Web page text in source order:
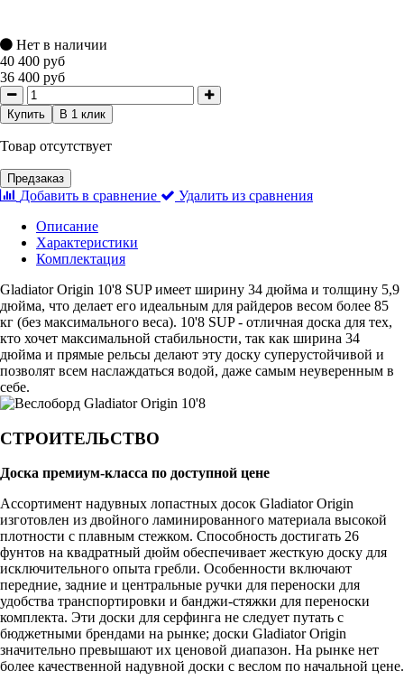
Нет в наличии
40 400 руб
36 400 руб
Купить В 1 клик
Товар отсутствует
Предзаказ
Добавить в сравнение
Удалить из сравнения
Описание
Характеристики
Комплектация
Gladiator Origin 10'8 SUP имеет ширину 34 дюйма и толщину 5,9
дюйма, что делает его идеальным для райдеров весом более 85
кг (без максимального веса). 10'8 SUP - отличная доска для тех,
кто хочет максимальной стабильности, так как ширина 34
дюйма и прямые рельсы делают эту доску суперустойчивой и
позволят всем наслаждаться водой, даже самым неуверенным в
себе.
СТРОИТЕЛЬСТВО
Доска премиум-класса по доступной цене
Ассортимент надувных лопастных досок Gladiator Origin
изготовлен из двойного ламинированного материала высокой
плотности с плавным стежком. Способность достигать 26
фунтов на квадратный дюйм обеспечивает жесткую доску для
исключительного опыта гребли. Особенности включают
передние, задние и центральные ручки для переноски для
удобства транспортировки и банджи-стяжки для переноски
комплекта. Эти доски для серфинга не следует путать с
бюджетными брендами на рынке; доски Gladiator Origin
значительно превышают их ценовой диапазон. На рынке нет
более качественной надувной доски с веслом по начальной цене.